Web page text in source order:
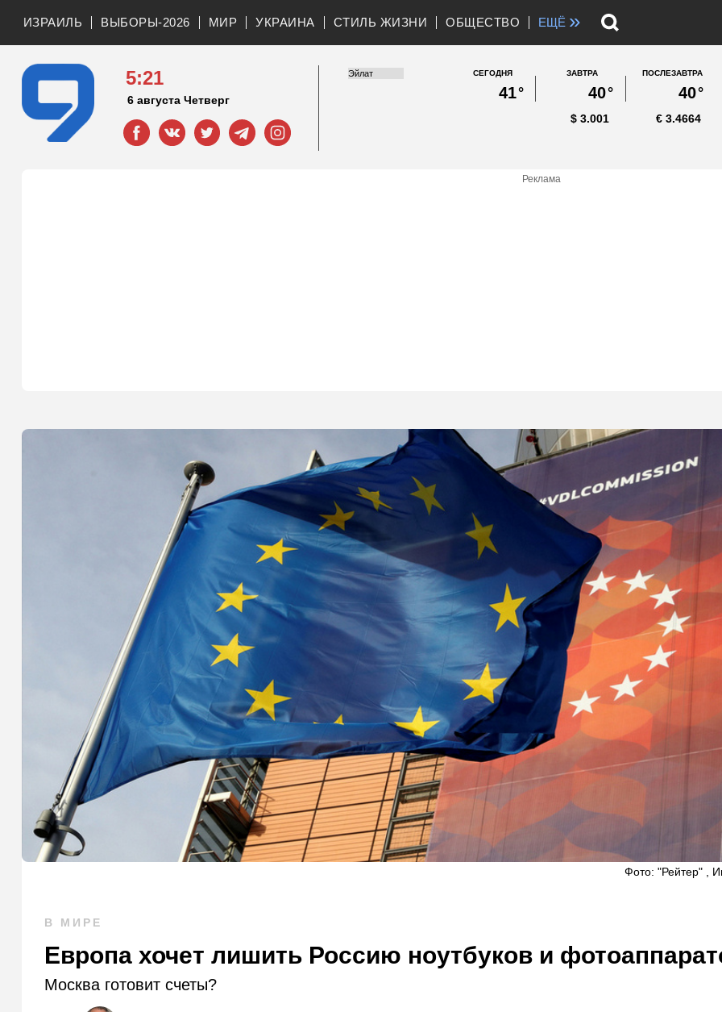
ИЗРАИЛЬ ВЫБОРЫ-2026 МИР УКРАИНА СТИЛЬ ЖИЗНИ ОБЩЕСТВО ЕЩЁ »
5:21
6 августа Четверг
СЕГОДНЯ
41°
ЗАВТРА
40°
ПОСЛЕЗАВТРА
40°
3.001
$ 3.4664
€
Реклама
Фото: "Рейтер" ,
В МИРЕ
Европа хочет лишить Россию ноутбуков и
Москва готовит счеты?